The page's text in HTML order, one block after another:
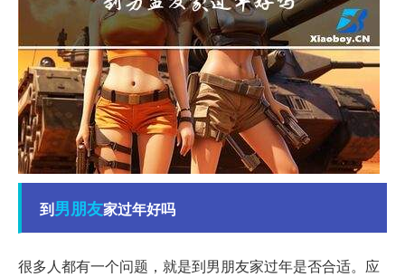
到男朋友家过年好吗
很多人都有一个问题，就是到男朋友家过年是否合适。应